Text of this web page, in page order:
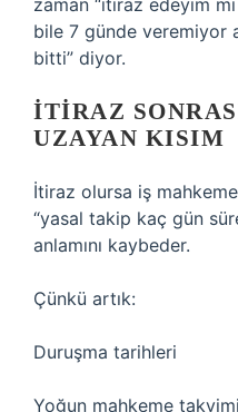
zaman “itiraz edeyim mi
bile 7 günde veremiyor
bitti” diyor.
İTIRAZ
UZAYAN KISIM
İtiraz olursa iş
“yasal takip kaç gün
anlamını kaybeder.
Çünkü artık:
Duruşma tarihleri
Yoğun mahkeme takvimi